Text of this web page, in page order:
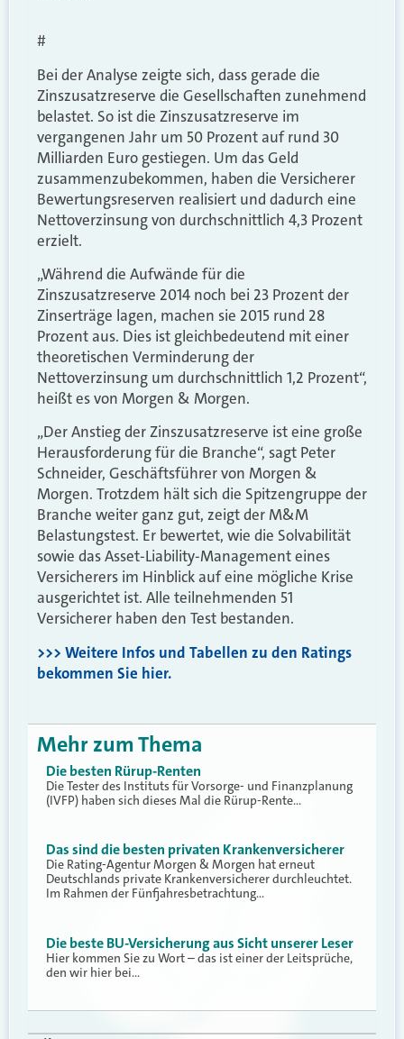
#
Bei der Analyse zeigte sich, dass gerade die
Zinszusatzreserve die Gesellschaften zunehmend
belastet. So ist die Zinszusatzreserve im
vergangenen Jahr um 50 Prozent auf rund 30
Milliarden Euro gestiegen. Um das Geld
zusammenzubekommen, haben die Versicherer
Bewertungsreserven realisiert und dadurch eine
Nettoverzinsung von durchschnittlich 4,3 Prozent
erzielt.
„Während die Aufwände für die
Zinszusatzreserve 2014 noch bei 23 Prozent der
Zinserträge lagen, machen sie 2015 rund 28
Prozent aus. Dies ist gleichbedeutend mit einer
theoretischen Verminderung der
Nettoverzinsung um durchschnittlich 1,2 Prozent“,
heißt es von Morgen & Morgen.
„Der Anstieg der Zinszusatzreserve ist eine große
Herausforderung für die Branche“, sagt Peter
Schneider, Geschäftsführer von Morgen &
Morgen. Trotzdem hält sich die Spitzengruppe der
Branche weiter ganz gut, zeigt der M&M
Belastungstest. Er bewertet, wie die Solvabilität
sowie das Asset-Liability-Management eines
Versicherers im Hinblick auf eine mögliche Krise
ausgerichtet ist. Alle teilnehmenden 51
Versicherer haben den Test bestanden.
>>> Weitere Infos und Tabellen zu den Ratings
bekommen Sie hier.
Mehr zum Thema
Die besten Rürup-Renten
Die Tester des Instituts für Vorsorge- und Finanzplanung
(IVFP) haben sich dieses Mal die Rürup-Rente…
Das sind die besten privaten Krankenversicherer
Die Rating-Agentur Morgen & Morgen hat erneut
Deutschlands private Krankenversicherer durchleuchtet.
Im Rahmen der Fünfjahresbetrachtung…
Die beste BU-Versicherung aus Sicht unserer Leser
Hier kommen Sie zu Wort – das ist einer der Leitsprüche,
den wir hier bei…